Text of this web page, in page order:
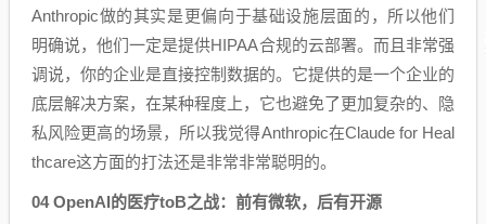
Anthropic做的其实是更偏向于基础设施层面的，所以他们
明确说，他们一定是提供HIPAA合规的云部署。而且非常强
调说，你的企业是直接控制数据的。它提供的是一个企业的
底层解决方案，在某种程度上，它也避免了更加复杂的、隐
私风险更高的场景，所以我觉得Anthropic在Claude for Heal
thcare这方面的打法还是非常非常聪明的。
04 OpenAI的医疗toB之战：前有微软，后有开源